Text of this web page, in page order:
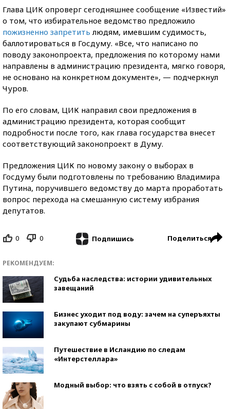
Глава ЦИК опроверг сегодняшнее сообщение «Известий»
о том, что избирательное ведомство предложило
пожизненно запретить людям, имевшим судимость,
баллотироваться в Госдуму. «Все, что написано по
поводу законопроекта, предложения по которому нами
направлены в администрацию президента, мягко говоря,
не основано на конкретном документе», — подчеркнул
Чуров.
По его словам, ЦИК направил свои предложения в
администрацию президента, которая сообщит
подробности после того, как глава государства внесет
соответствующий законопроект в Думу.
Предложения ЦИК по новому закону о выборах в
Госдуму были подготовлены по требованию Владимира
Путина, поручившего ведомству до марта проработать
вопрос перехода на смешанную систему избрания
депутатов.
0 0 Подпишись Поделиться
РЕКОМЕНДУЕМ:
Судьба наследства: истории удивительных
завещаний
Бизнес уходит под воду: зачем на суперъяхты
закупают субмарины
Путешествие в Исландию по следам
«Интерстеллара»
Модный выбор: что взять с собой в отпуск?